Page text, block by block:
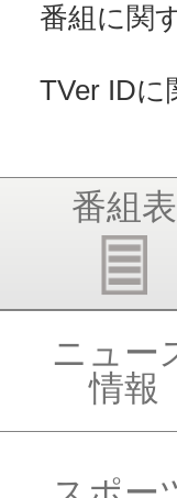
番組に関
TVer IDに
番組表
ニュー
情報